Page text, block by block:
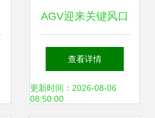
AGV迎来关键风口
应用主场景绝不止
这五大领域与物料
查看详情
更新时间：2026-08-06
08:50:00